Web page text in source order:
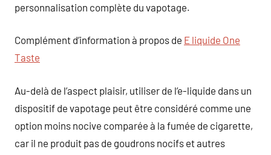
personnalisation complète du vapotage.
Complément d’information à propos de E liquide One
Taste
Au-delà de l’aspect plaisir, utiliser de l’e-liquide dans un
dispositif de vapotage peut être considéré comme une
option moins nocive comparée à la fumée de cigarette,
car il ne produit pas de goudrons nocifs et autres